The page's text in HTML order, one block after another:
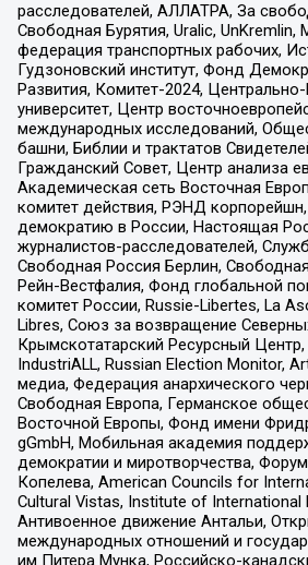
расследователей, АЛЛАТРА, За
Свободная Бурятия, Uralic,
федерация транспортных рабочих,
Гудзоновский институт, Фонд
Развития, Комитет-2024,
университет, Центр
международных исследований,
башни, Библии и трактатов
Гражданский Совет, Центр анализа
Академическая сеть Восточная
комитет действия, РЭНД
демократию в России, Настоящая
журналистов-расследователей,
Свободная Россия Берлин,
Рейн-Вестфалия, Фонд глобальной
комитет России, Russie-Libertes, La
Libres, Союз за возвращение
Крымскотатарский Ресурсный
IndustriALL, Russian Election Monitor,
медиа, Федерация анархического
Свободная Европа, Германское
Восточной Европы, Фонд имени
gGmbH, Мобильная академия
демократии и миротворчества,
Копелева, American Councils for
Cultural Vistas, Institute of International
Антивоенное движение Антальи,
международных отношений и
им Питера Мунка, Российско-